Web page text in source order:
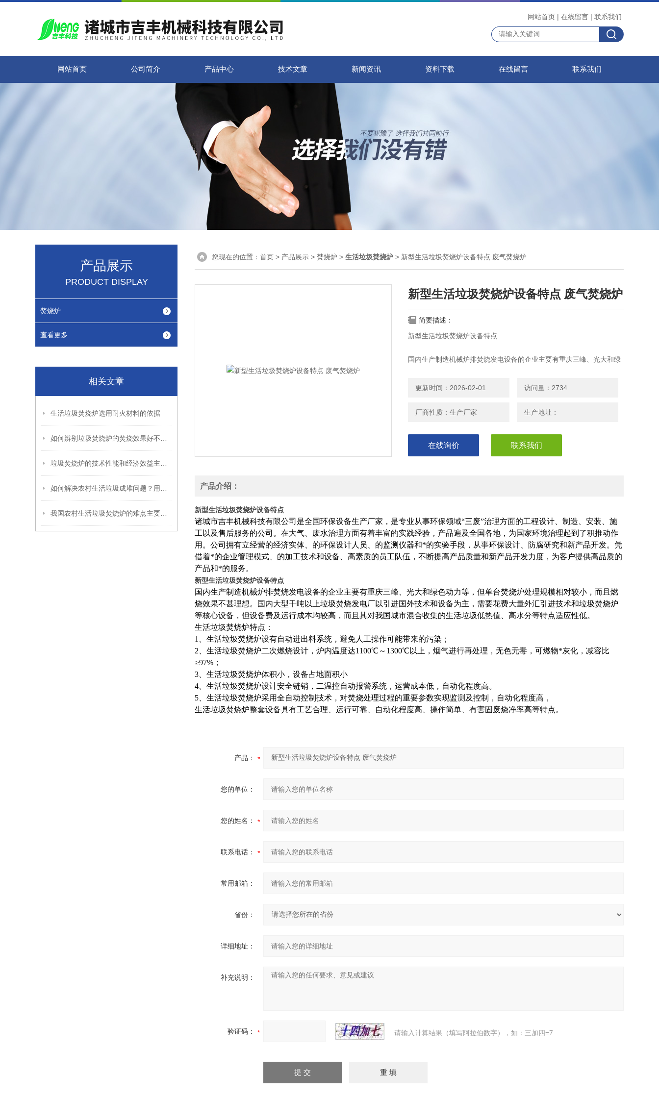
网站首页 | 在线留言 | 联系我们
网站首页 公司简介 产品中心 技术文章 新闻资讯 资料下载 在线留言 联系我们
产品展示
PRODUCT DISPLAY
焚烧炉
查看更多
相关文章
生活垃圾焚烧炉选用耐火材料的依据
您现在的位置： 首页 > 产品展示 > 焚烧炉 > 生活垃圾焚烧炉 > 新型生活垃圾焚烧炉设备特点 废气焚烧炉
新型生活垃圾焚烧炉设备特点 废气焚烧炉
简要描述：
​新型生活垃圾焚烧炉设备特点
国内生产制造机械炉排焚烧发电设备的企业主要有重庆三峰、光大和绿
更新时间：2026-02-01 访问量：2734
厂商性质：生产厂家 生产地址：
在线询价 联系我们
产品介绍：
新型生活垃圾焚烧炉设备特点
诸城市吉丰机械科技有限公司是全国环保设备生产厂家，是专业从事环保领域“三废”治理方面的工程设计、制造、安装、施
工以及售后服务的公司。在大气、废水治理方面有着丰富的实践经验，产品遍及全国各地，为国家环境治理起到了积推动作
用。公司拥有立经营的经济实体、的环保设计人员、的监测仪器和*的实验手段，从事环保设计、防腐研究和新产品开发。凭
借着*的企业管理模式、的加工技术和设备、高素质的员工队伍，不断提高产品质量和新产品开发力度，为客户提供高品质的
产品和*的服务。
新型生活垃圾焚烧炉设备特点
国内生产制造机械炉排焚烧发电设备的企业主要有重庆三峰、光大和绿色动力等，但单台焚烧炉处理规模相对较小，而且燃
烧效果不甚理想。国内大型千吨以上垃圾焚烧发电厂以引进国外技术和设备为主，需要花费大量外汇引进技术和垃圾焚烧炉
等核心设备，但设备费及运行成本均较高，而且其对我国城市混合收集的生活垃圾低热值、高水分等特点适应性低。
生活垃圾焚烧炉特点：
1、生活垃圾焚烧炉设有自动进出料系统，避免人工操作可能带来的污染；
2、生活垃圾焚烧炉二次燃烧设计，炉内温度达1100℃～1300℃以上，烟气进行再处理，无色无毒，可燃物*灰化，减容比
≥97%；
3、生活垃圾焚烧炉体积小，设备占地面积小
4、生活垃圾焚烧炉设计安全链销，二温控自动报警系统，运营成本低，自动化程度高。
5、生活垃圾焚烧炉采用全自动控制技术，对焚烧处理过程的重要参数实现监测及控制，自动化程度高，
生活垃圾焚烧炉整套设备具有工艺合理、运行可靠、自动化程度高、操作简单、有害固废烧净率高等特点。
产品：
您的单位：
您的姓名：
联系电话：
常用邮箱：
省份：
详细地址：
补充说明：
验证码： 请输入计算结果（填写阿拉伯数字），如：三加四=7